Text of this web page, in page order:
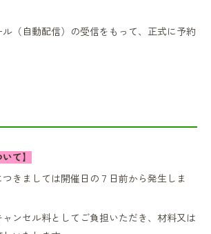
（自動配信）の受信をもって、正式に予約
て】
きましては開催日の７日前から発生しま
ンセル料としてご負担いただき、材料又は